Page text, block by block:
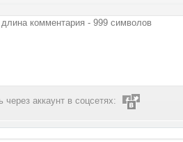
аккаунт в соцсетях: